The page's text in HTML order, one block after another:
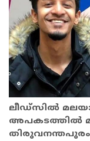
ലീഡ്‌സിൽ
അപകടത്തിൽ